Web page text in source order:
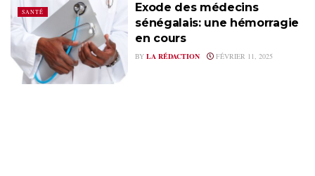
SANTÉ
Exode des médecins
sénégalais: une hémorragie
en cours
BY LA RÉDACTION FÉVRIER 11, 2025